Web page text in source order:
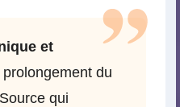
et
du
qui